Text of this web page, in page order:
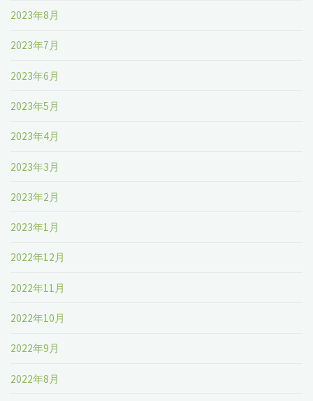
2023年8月
2023年7月
2023年6月
2023年5月
2023年4月
2023年3月
2023年2月
2023年1月
2022年12月
2022年11月
2022年10月
2022年9月
2022年8月